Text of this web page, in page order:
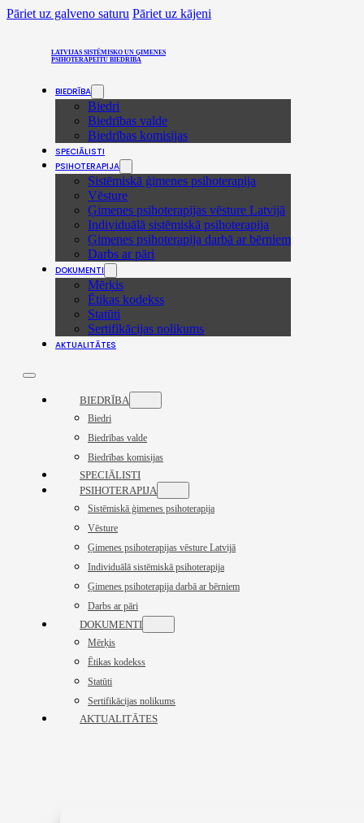
Pāriet uz galveno saturu Pāriet uz kājeni
LATVIJAS SISTĒMISKO UN ĢIMENES
PSIHOTERAPEITU BIEDRĪBA
BIEDRĪBA
Biedri
Biedrības valde
Biedrības komisijas
SPECIĀLISTI
PSIHOTERAPIJA
Sistēmiskā ģimenes psihoterapija
Vēsture
Ģimenes psihoterapijas vēsture Latvijā
Individuālā sistēmiskā psihoterapija
Ģimenes psihoterapija darbā ar bērniem
Darbs ar pāri
DOKUMENTI
Mērķis
Ētikas kodekss
Statūti
Sertifikācijas nolikums
AKTUALITĀTES
BIEDRĪBA
Biedri
Biedrības valde
Biedrības komisijas
SPECIĀLISTI
PSIHOTERAPIJA
Sistēmiskā ģimenes psihoterapija
Vēsture
Ģimenes psihoterapijas vēsture Latvijā
Individuālā sistēmiskā psihoterapija
Ģimenes psihoterapija darbā ar bērniem
Darbs ar pāri
DOKUMENTI
Mērķis
Ētikas kodekss
Statūti
Sertifikācijas nolikums
AKTUALITĀTES